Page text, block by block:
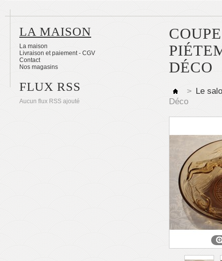
LA MAISON
La maison
Livraison et paiement - CGV
Contact
Nos magasins
FLUX RSS
Aucun flux RSS ajouté
DÉCO
> Le
Déco